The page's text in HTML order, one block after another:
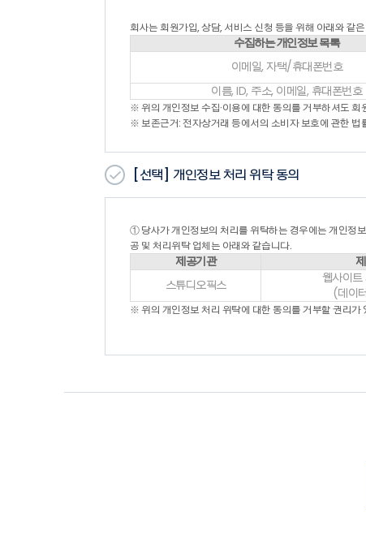
제2장 서비스 이용계약
1. “회원”이 되고자 하는 자(이하 “가입신청자”)는
2. “가입신청자”가 약관의 내용을 확인한 후 “위의
제6조 (이용신청의 승낙)
1. “회사”는 “가입신청자”의 신청에 대하여 “서비스
- 실명이 아니거나 타인의 명의를 이용한 경우
2. “회원”의 가입 신청을 처리함에 있어 “회사”는 “
3. “회원”의 가입 신청을 처리함에 있어 “회사”는
- 설비에 여유가 없는 경우
- 기술상 지장이 있는 경우
- 기타 회사가 필요하다고 인정되는 경우
4. “회사”는 다음 각 호의 1에 해당하는 이용신청에
- 이름이 실명이 아닌 경우
5. 제2항과 제4항에 따라 회원가입신청의 승낙을
1. “회원”은 개인정보관리화면을 통하여 언제든지
2. “회원”은 회원가입신청 시 기재한 사항이 변경
3. 제2항의 변경사항을 “회사”에 알리지 않아 발생
회사는 회원가입, 상담, 서비스 신청 등을 위해 아래와 같
수집하는 개인정보 목록
이메일, 자택/휴대폰번호
이름, ID, 주소, 이메일, 휴대폰번호
※ 위의 개인정보 수집·이용에 대한 동의를 거부하셔도 회
※ 보존근거: 전자상거래 등에서의 소비자 보호에 관한 법
[선택] 개인정보 처리 위탁 동의
① 당사가 개인정보의 처리를 위탁하는 경우에는 개인정
공 및 처리위탁 업체는 아래와 같습니다.
제공기관
스튜디오픽스
웹사이트
(데이
※ 위의 개인정보 처리 위탁에 대한 동의를 거부할 권리